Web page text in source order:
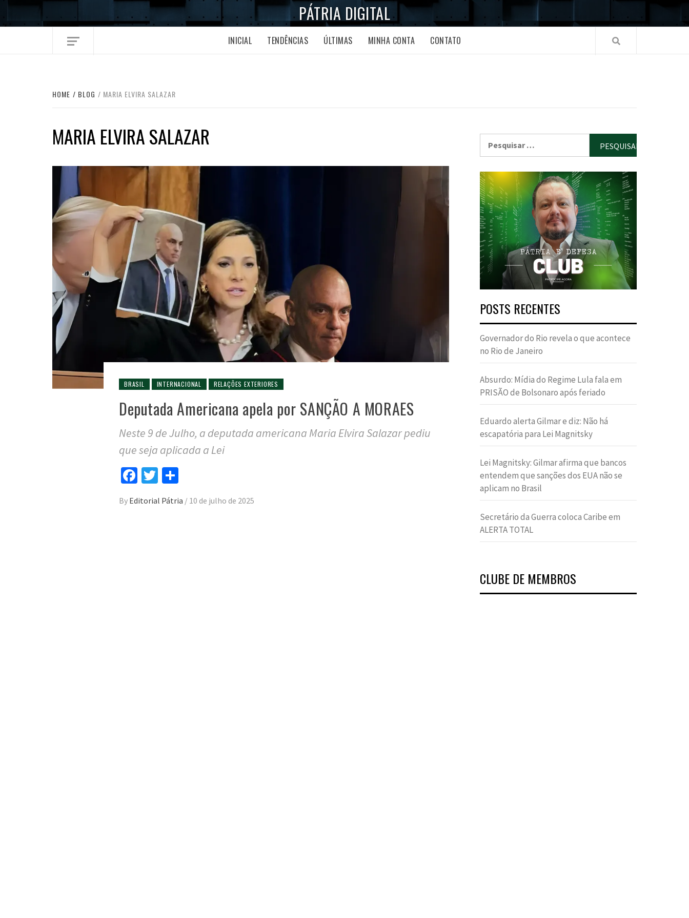
PÁTRIA DIGITAL
INICIAL TENDÊNCIAS ÚLTIMAS MINHA CONTA CONTATO
HOME BLOG MARIA ELVIRA SALAZAR
MARIA ELVIRA SALAZAR
BRASIL INTERNACIONAL RELAÇÕES EXTERIORES
Deputada Americana apela por SANÇÃO A MORAES
Neste 9 de Julho, a deputada americana Maria Elvira Salazar pediu
que seja aplicada a Lei
Facebook
Twitter
By Editorial Pátria / 10 de julho de 2025
POSTS RECENTES
Governador do Rio revela o que acontece
no Rio de Janeiro
Absurdo: Mídia do Regime Lula fala em
PRISÃO de Bolsonaro após feriado
Eduardo alerta Gilmar e diz: Não há
escapatória para Lei Magnitsky
Lei Magnitsky: Gilmar afirma que bancos
entendem que sanções dos EUA não se
aplicam no Brasil
Secretário da Guerra coloca Caribe em
ALERTA TOTAL
CLUBE DE MEMBROS